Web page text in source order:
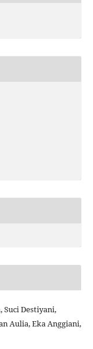
Suci Destiyani,
Aulia, Eka Anggiani,